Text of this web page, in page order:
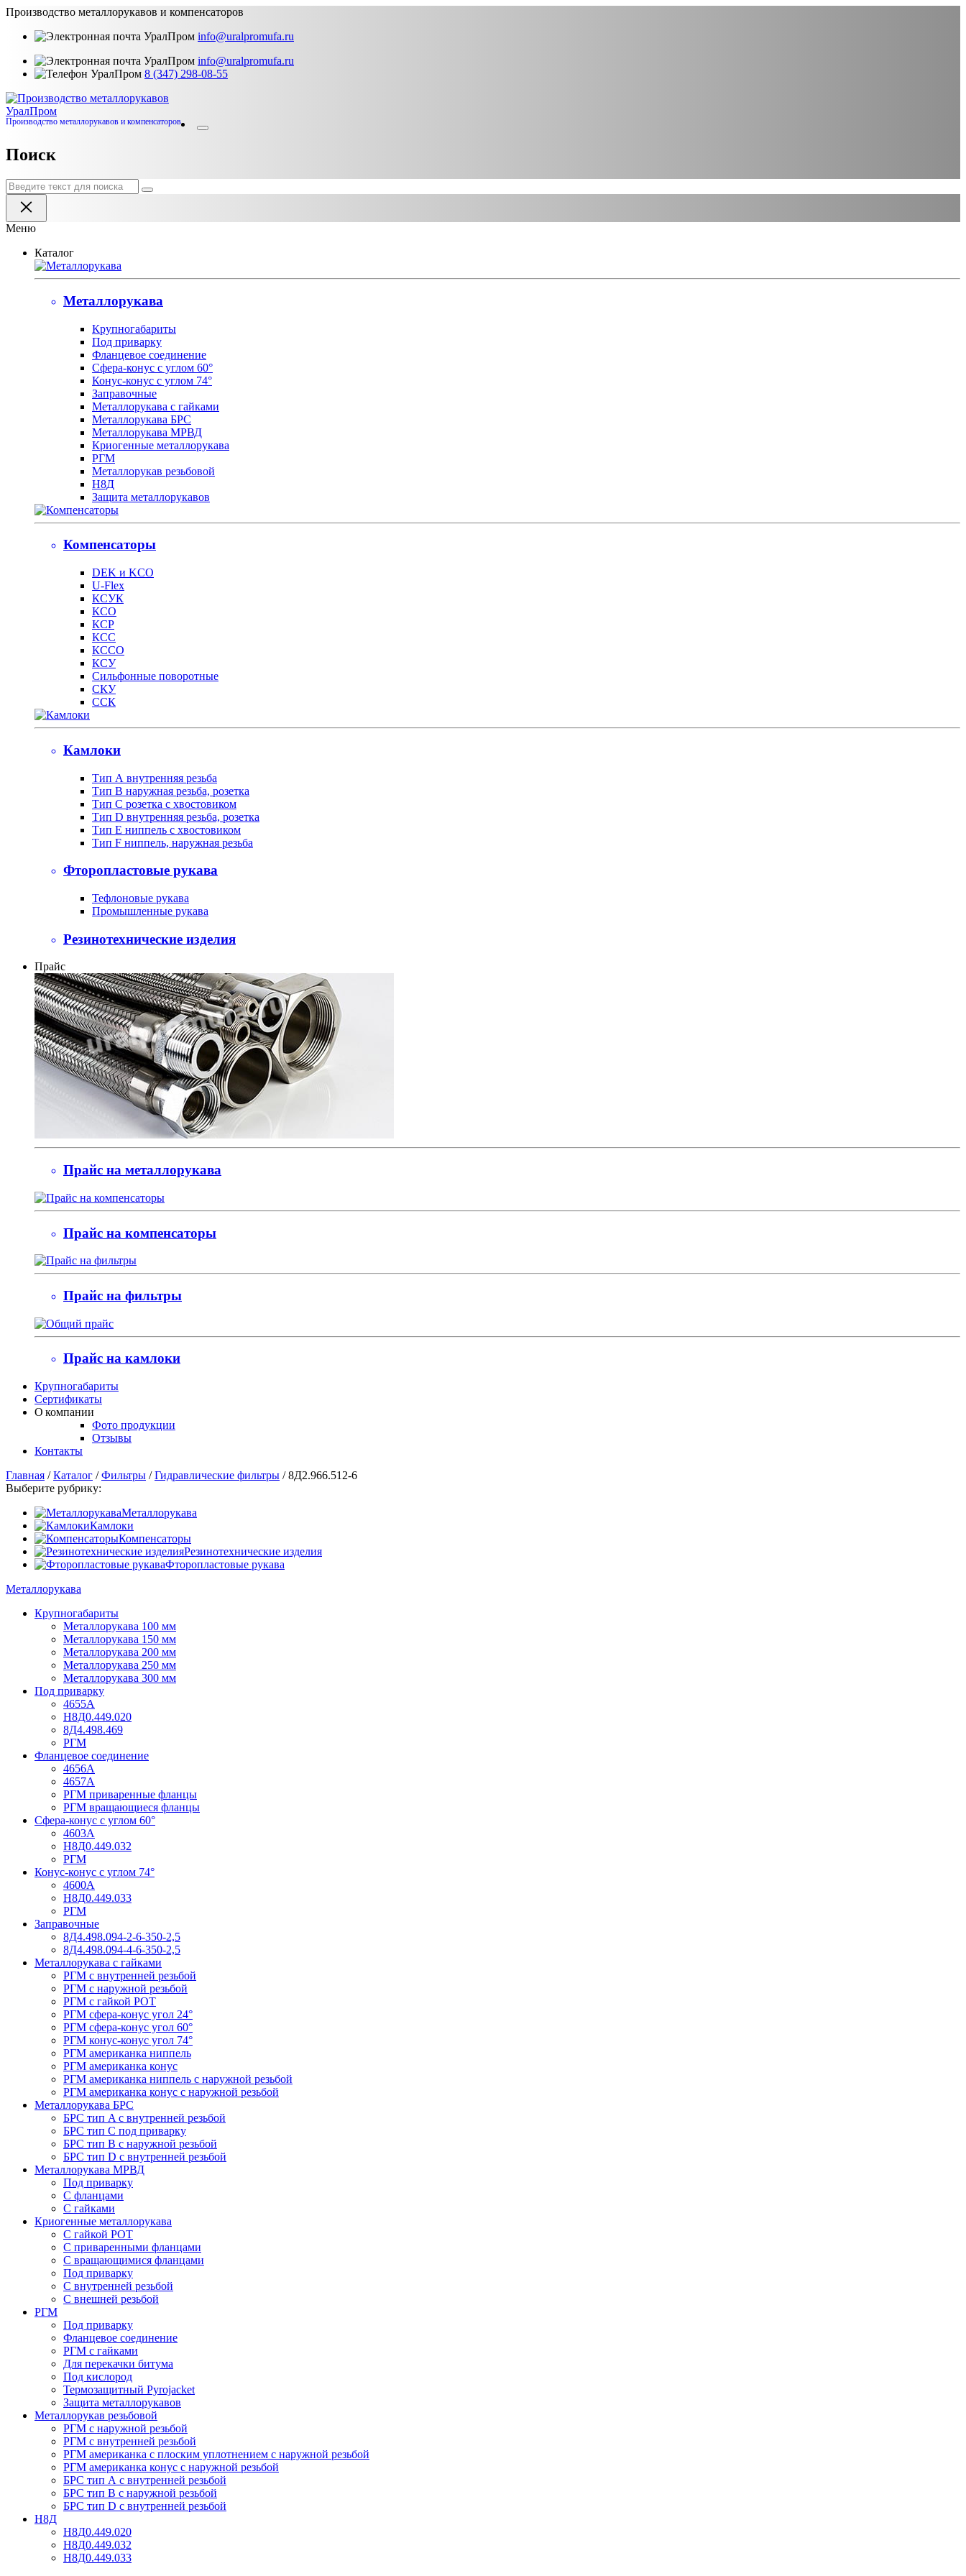
Производство металлорукавов и компенсаторов
info@uralpromufa.ru
info@uralpromufa.ru
8 (347) 298‑08‑55
УралПром
Производство металлорукавов и компенсаторов
Поиск
Меню
Каталог
Металлорукава
Крупногабариты
Под приварку
Фланцевое соединение
Сфера-конус с углом 60°
Конус-конус с углом 74°
Заправочные
Металлорукава с гайками
Металлорукава БРС
Металлорукава МРВД
Криогенные металлорукава
РГМ
Металлорукав резьбовой
Н8Д
Защита металлорукавов
Компенсаторы
DEK и KCO
U-Flex
КСУК
КСО
КСР
КСС
КССО
КСУ
Сильфонные поворотные
СКУ
ССК
Камлоки
Тип А внутренняя резьба
Тип B наружная резьба, розетка
Тип С розетка с хвостовиком
Тип D внутренняя резьба, розетка
Тип Е ниппель с хвостовиком
Тип F ниппель, наружная резьба
Фторопластовые рукава
Тефлоновые рукава
Промышленные рукава
Резинотехнические изделия
Прайс
Прайс на металлорукава
Прайс на компенсаторы
Прайс на фильтры
Прайс на камлоки
Крупногабариты
Сертификаты
О компании
Фото продукции
Отзывы
Контакты
Главная /Каталог /Фильтры /Гидравлические фильтры /8Д2.966.512-6
Выберите рубрику:
Металлорукава
Камлоки
Компенсаторы
Резинотехнические изделия
Фторопластовые рукава
Металлорукава
Крупногабариты
Металлорукава 100 мм
Металлорукава 150 мм
Металлорукава 200 мм
Металлорукава 250 мм
Металлорукава 300 мм
Под приварку
4655А
Н8Д0.449.020
8Д4.498.469
РГМ
Фланцевое соединение
4656А
4657А
РГМ приваренные фланцы
РГМ вращающиеся фланцы
Сфера-конус с углом 60°
4603А
Н8Д0.449.032
РГМ
Конус-конус с углом 74°
4600А
Н8Д0.449.033
РГМ
Заправочные
8Д4.498.094-2-6-350-2,5
8Д4.498.094-4-6-350-2,5
Металлорукава с гайками
РГМ с внутренней резьбой
РГМ с наружной резьбой
РГМ с гайкой РОТ
РГМ сфера-конус угол 24°
РГМ сфера-конус угол 60°
РГМ конус-конус угол 74°
РГМ американка ниппель
РГМ американка конус
РГМ американка ниппель с наружной резьбой
РГМ американка конус с наружной резьбой
Металлорукава БРС
БРС тип A с внутренней резьбой
БРС тип C под приварку
БРС тип B с наружной резьбой
БРС тип D с внутренней резьбой
Металлорукава МРВД
Под приварку
С фланцами
С гайками
Криогенные металлорукава
С гайкой РОТ
С приваренными фланцами
С вращающимися фланцами
Под приварку
С внутренней резьбой
С внешней резьбой
РГМ
Под приварку
Фланцевое соединение
РГМ с гайками
Для перекачки битума
Под кислород
Термозащитный Pyrojacket
Защита металлорукавов
Металлорукав резьбовой
РГМ с наружной резьбой
РГМ с внутренней резьбой
РГМ американка с плоским уплотнением с наружной резьбой
РГМ американка конус с наружной резьбой
БРС тип А с внутренней резьбой
БРС тип В с наружной резьбой
БРС тип D с внутренней резьбой
Н8Д
Н8Д0.449.020
Н8Д0.449.032
Н8Д0.449.033